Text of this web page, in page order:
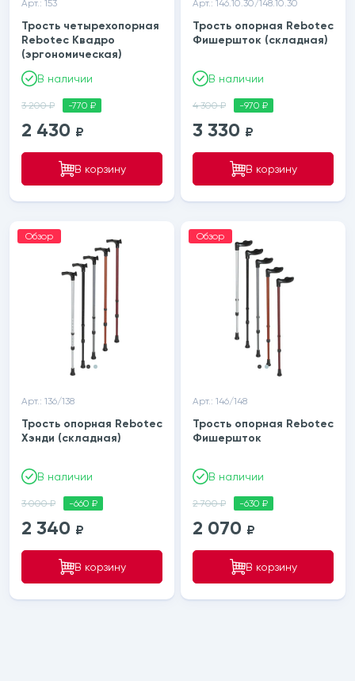
Арт.: 153
Трость четырехопорная
Rebotec Квадро
(эргономическая)
В наличии
3 200 ₽ -770 ₽
2 430 ₽
В корзину
Арт.: 146.10.30/148.10.30
Трость опорная Rebotec
Фишершток (складная)
В наличии
4 300 ₽ -970 ₽
3 330 ₽
В корзину
Обзор
Арт.: 136/138
Трость опорная Rebotec
Хэнди (складная)
В наличии
3 000 ₽ -660 ₽
2 340 ₽
В корзину
Обзор
Арт.: 146/148
Трость опорная Rebotec
Фишершток
В наличии
2 700 ₽ -630 ₽
2 070 ₽
В корзину